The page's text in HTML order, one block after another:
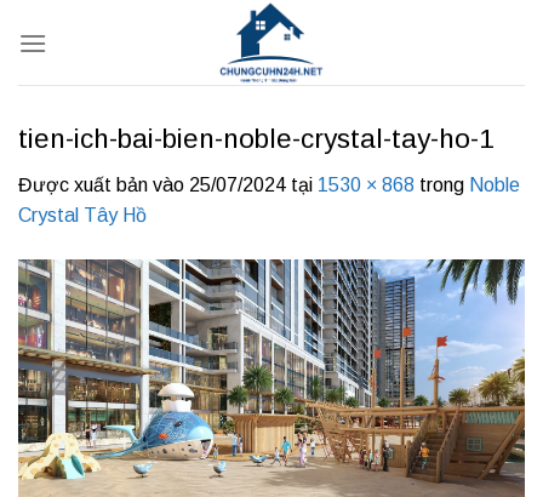
qua
tien-ich-bai-bien-noble-crystal-tay-ho-1
Được xuất bản vào 25/07/2024 tại 1530 × 868 trong Noble
Crystal Tây Hồ